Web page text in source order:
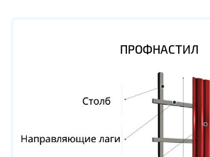
ПРОФНАСТИЛ